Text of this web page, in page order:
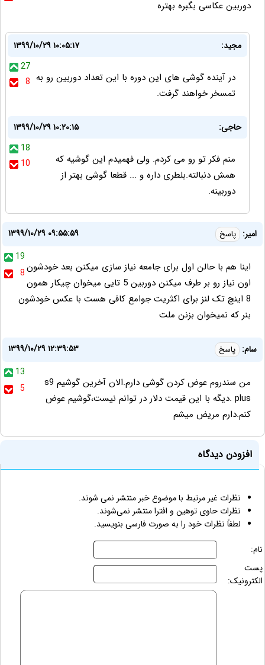
دوربین عکاسی بگبره بهتره
مجید:
۱۳۹۹/۱۰/۲۹ ۱۰:۰۵:۱۷
27
8 در آینده گوشی های این دوره با این تعداد دوربین رو به
تمسخر خواهند گرفت.
حاجی:
۱۳۹۹/۱۰/۲۹ ۱۰:۲۰:۱۵
18
10
منم فکر تو رو می کردم. ولی فهمیدم این گوشیه که
همش دنبالته.بلطری داره و ... قطعا گوشی بهتر از
دوربینه.
امیر: پاسخ
۱۳۹۹/۱۰/۲۹ ۰۹:۵۵:۵۹
19
8اینا هم با حالن اول برای جامعه نیاز سازی میکنن بعد خودشون
اون نیاز رو بر طرف میکنن دوربین 5 تایی میخوان چیکار همون
8 اینچ تک لنز برای اکثریت جوامع کافی هست با عکس خودشون
بنر که نمیخوان بزنن ملت
سام: پاسخ
۱۳۹۹/۱۰/۲۹ ۱۲:۳۹:۵۳
13
5
من سندروم عوض کردن گوشی دارم.الان آخرین گوشیم s9
plus .دیگه با این قیمت دلار در توانم نیست،گوشیم عوض
کنم.دارم مریض میشم
افزودن دیدگاه
نظرات غیر مرتبط با موضوع خبر منتشر نمی شوند.
نظرات حاوی توهین و افترا منتشر نمی‌شوند.
لطفاً نظرات خود را به صورت فارسی بنویسید.
نام:
پست
الکترونیک: